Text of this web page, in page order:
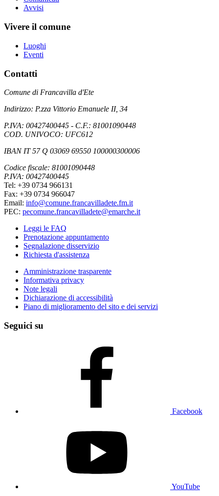
Avvisi
Vivere il comune
Luoghi
Eventi
Contatti
Comune di Francavilla d'Ete
Indirizzo: P.zza Vittorio Emanuele II, 34
P.IVA: 00427400445 - C.F.: 81001090448
COD. UNIVOCO: UFC612
IBAN IT 57 Q 03069 69550 100000300006
Codice fiscale: 81001090448
P.IVA: 00427400445
Tel: +39 0734 966131
Fax: +39 0734 966047
Email: info@comune.francavilladete.fm.it
PEC: pecomune.francavilladete@emarche.it
Leggi le FAQ
Prenotazione appuntamento
Segnalazione disservizio
Richiesta d'assistenza
Amministrazione trasparente
Informativa privacy
Note legali
Dichiarazione di accessibilità
Piano di miglioramento del sito e dei servizi
Seguici su
Facebook
YouTube